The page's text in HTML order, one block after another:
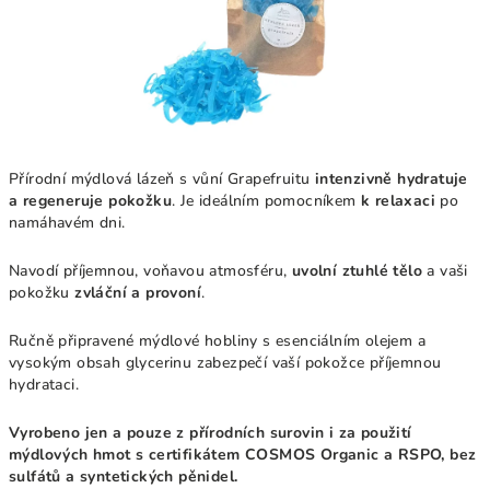
Přírodní mýdlová lázeň s vůní Grapefruitu intenzivně hydratuje
a regeneruje pokožku. Je ideálním pomocníkem k relaxaci po
namáhavém dni.
Navodí příjemnou, voňavou atmosféru, uvolní ztuhlé tělo a vaši
pokožku zvláční a provoní.
Ručně připravené mýdlové hobliny s esenciálním olejem a
vysokým obsah glycerinu zabezpečí vaší pokožce příjemnou
hydrataci.
Vyrobeno jen a pouze z přírodních surovin i za použití
mýdlových hmot s certifikátem COSMOS Organic a RSPO, bez
sulfátů a syntetických pěnidel.